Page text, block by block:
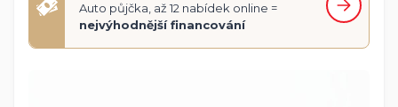
Auto půjčka, až 12 nabídek online =
nejvýhodnější financování